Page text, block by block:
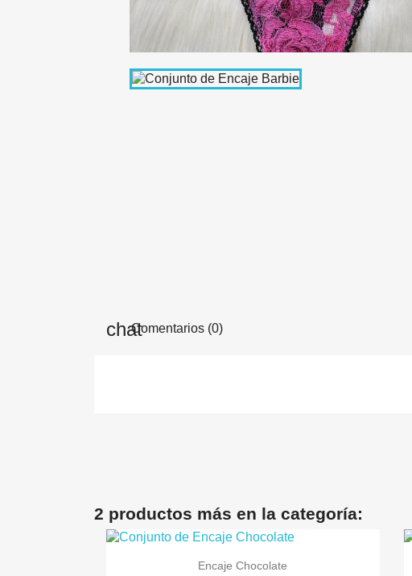
Comentarios (0)
2 productos más en la categoría:
 Vista rápida
Encaje Chocolate